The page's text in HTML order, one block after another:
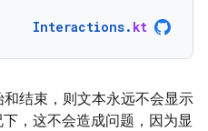
Interactions. kt
结束，则文本永远不会显示
，这不会造成问题，因为显